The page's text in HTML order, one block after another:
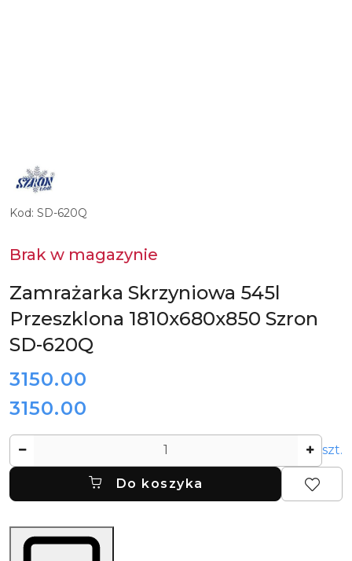
LOGO
POLSKIEGO
PRODUCENTA
URZĄDZEŃ
CHŁODNICZYCH
I
Kod: SD-620Q
Brak w magazynie
Zamrażarka Skrzyniowa 545l
Przeszklona 1810x680x850 Szron
SD-620Q
cena:
3150.00
Cena:
3150.00
szt.
Do koszyka